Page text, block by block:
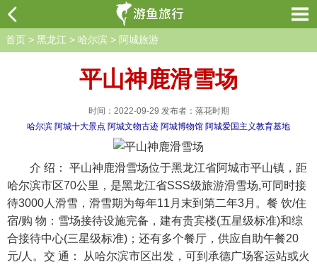
首页 > 黑龙江 > 哈尔滨 > 阿城旅游
平山神鹿滑雪场
时间：2022-09-29 发布者：落花时期
哈尔滨 阿城十大景点 阿城文物古迹 阿城博物馆 阿城爱国主义教育基地
介 绍： 平山神鹿滑雪场位于黑龙江省阿城市平山镇，距
哈尔滨市区70公里，是黑龙江省SSS级旅游滑雪场,可同时接
待3000人滑雪，滑雪期为每年11月末到第二年3月。餐 饮/住
宿/购 物：雪场接待设施完备，建有贵宾楼(五星级标准)和综
合接待中心(三星级标准)；还有多个餐厅，供应自助午餐20
元/人。交 通： 从哈尔滨市区出发，可到承德广场客运站或火